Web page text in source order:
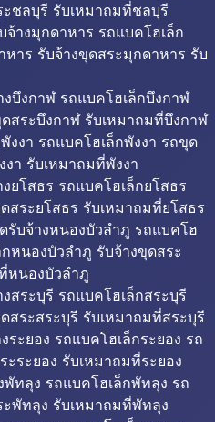
ชลบุรี รับเหมาถมที่ชลบุรี
างมุกดาหาร รถแบคโฮเล็ก
าร รับจ้างขุดสระมุกดาหาร รับ
บึงกาฬ รถแบคโฮเล็กบึงกาฬ
สระบึงกาฬ รับเหมาถมที่บึงกาฬ
งงา รถแบคโฮเล็กพังงา รถขุด
งา รับเหมาถมที่พังงา
ยโสธร รถแบคโฮเล็กยโสธร
สระยโสธร รับเหมาถมที่ยโสธร
รับจ้างหนองบัวลำภู รถแบคโฮ
หนองบัวลำภู รับจ้างขุดสระ
หนองบัวลำภู
สระบุรี รถแบคโฮเล็กสระบุรี
สระสระบุรี รับเหมาถมที่สระบุรี
ระยอง รถแบคโฮเล็กระยอง รถ
ะระยอง รับเหมาถมที่ระยอง
ทลุง รถแบคโฮเล็กพัทลุง รถ
พัทลุง รับเหมาถมที่พัทลุง